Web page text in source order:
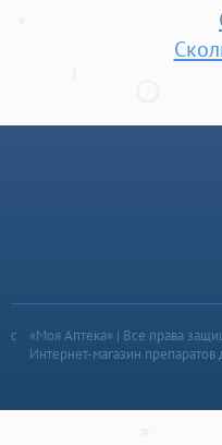
«Моя Аптека» | Все права
Интернет-магазин